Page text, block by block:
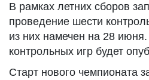
В рамках летних сборов
проведение шести
из них намечен на 28
контрольных игр будет
Старт нового чемпионата